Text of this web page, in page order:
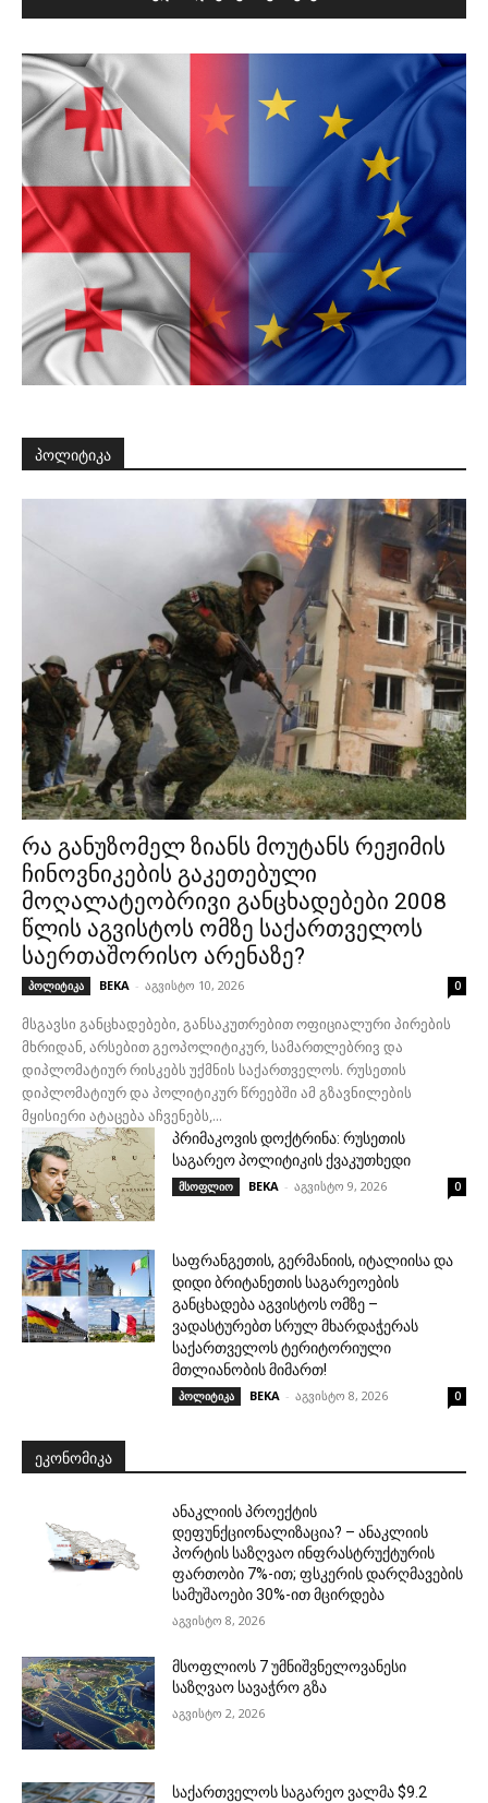
პოლიტიკა
რა განუზომელ ზიანს მოუტანს რეჟიმის
ჩინოვნიკების გაკეთებული
მოღალატეობრივი განცხადებები 2008
წლის აგვისტოს ომზე საქართველოს
საერთაშორისო არენაზე?
პოლიტიკა BEKA - აგვისტო 10, 2026 0
მსგავსი განცხადებები, განსაკუთრებით ოფიციალური პირების
მხრიდან, არსებით გეოპოლიტიკურ, სამართლებრივ და
დიპლომატიურ რისკებს უქმნის საქართველოს. რუსეთის
დიპლომატიურ და პოლიტიკურ წრეებში ამ გზავნილების
მყისიერი ატაცება აჩვენებს,...
პრიმაკოვის დოქტრინა: რუსეთის
საგარეო პოლიტიკის ქვაკუთხედი
მსოფლიო BEKA - აგვისტო 9, 2026 0
საფრანგეთის, გერმანიის, იტალიისა და
დიდი ბრიტანეთის საგარეოების
განცხადება აგვისტოს ომზე –
ვადასტურებთ სრულ მხარდაჭერას
საქართველოს ტერიტორიული
მთლიანობის მიმართ!
პოლიტიკა BEKA - აგვისტო 8, 2026 0
ᲔᲙᲝᲜᲝᲛᲘᲙᲐ
ანაკლიის პროექტის
დეფუნქციონალიზაცია? – ანაკლიის
პორტის საზღვაო ინფრასტრუქტურის
ფართობი 7%-ით; ფსკერის დარღმავების
სამუშაოები 30%-ით მცირდება
აგვისტო 8, 2026
მსოფლიოს 7 უმნიშვნელოვანესი
საზღვაო სავაჭრო გზა
აგვისტო 2, 2026
საქართველოს საგარეო ვალმა $9.2